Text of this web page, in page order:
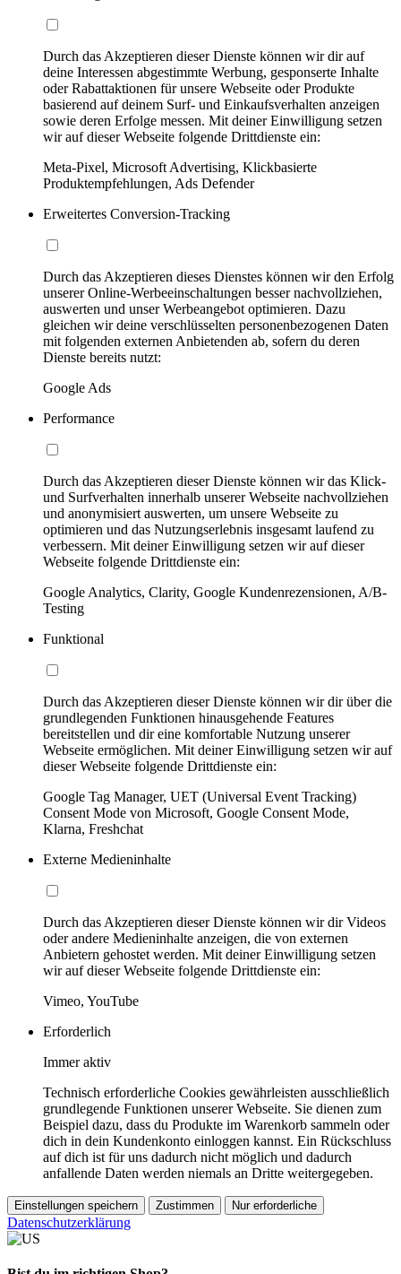
Durch das Akzeptieren dieser Dienste können wir dir auf
deine Interessen abgestimmte Werbung, gesponserte Inhalte
oder Rabattaktionen für unsere Webseite oder Produkte
basierend auf deinem Surf- und Einkaufsverhalten anzeigen
sowie deren Erfolge messen. Mit deiner Einwilligung setzen
wir auf dieser Webseite folgende Drittdienste ein:
Meta-Pixel, Microsoft Advertising, Klickbasierte
Produktempfehlungen, Ads Defender
Erweitertes Conversion-Tracking
Durch das Akzeptieren dieses Dienstes können wir den Erfolg
unserer Online-Werbeeinschaltungen besser nachvollziehen,
auswerten und unser Werbeangebot optimieren. Dazu
gleichen wir deine verschlüsselten personenbezogenen Daten
mit folgenden externen Anbietenden ab, sofern du deren
Dienste bereits nutzt:
Google Ads
Performance
Durch das Akzeptieren dieser Dienste können wir das Klick-
und Surfverhalten innerhalb unserer Webseite nachvollziehen
und anonymisiert auswerten, um unsere Webseite zu
optimieren und das Nutzungserlebnis insgesamt laufend zu
verbessern. Mit deiner Einwilligung setzen wir auf dieser
Webseite folgende Drittdienste ein:
Google Analytics, Clarity, Google Kundenrezensionen, A/B-
Testing
Funktional
Durch das Akzeptieren dieser Dienste können wir dir über die
grundlegenden Funktionen hinausgehende Features
bereitstellen und dir eine komfortable Nutzung unserer
Webseite ermöglichen. Mit deiner Einwilligung setzen wir auf
dieser Webseite folgende Drittdienste ein:
Google Tag Manager, UET (Universal Event Tracking)
Consent Mode von Microsoft, Google Consent Mode,
Klarna, Freshchat
Externe Medieninhalte
Durch das Akzeptieren dieser Dienste können wir dir Videos
oder andere Medieninhalte anzeigen, die von externen
Anbietern gehostet werden. Mit deiner Einwilligung setzen
wir auf dieser Webseite folgende Drittdienste ein:
Vimeo, YouTube
Erforderlich
Immer aktiv
Technisch erforderliche Cookies gewährleisten ausschließlich
grundlegende Funktionen unserer Webseite. Sie dienen zum
Beispiel dazu, dass du Produkte im Warenkorb sammeln oder
dich in dein Kundenkonto einloggen kannst. Ein Rückschluss
auf dich ist für uns dadurch nicht möglich und dadurch
anfallende Daten werden niemals an Dritte weitergegeben.
Einstellungen speichern Zustimmen Nur erforderliche
Datenschutzerklärung